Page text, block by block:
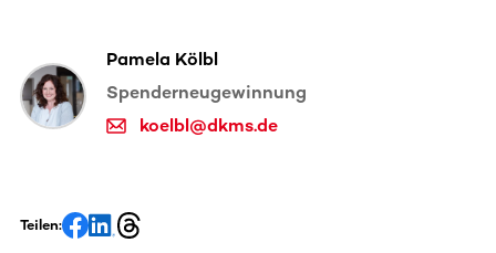
Pamela Kölbl
Spenderneugewinnung
koelbl@dkms.de
Teilen: